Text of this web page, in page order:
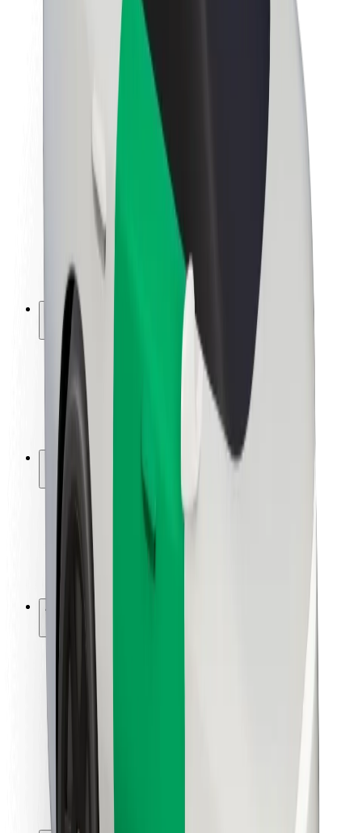
Sustentabilidade na Bolt
Projeto Zero
Sala de imprensa
Diretrizes da marca
Relações com investidores
Liderança
Marca
Imprensa
Fundo Urbano
Segurança
Segurança dos passageiros
Segurança dos motoristas
Segurança das trotinetes
Safety Lab
Cidades
Localizações
Soluções para as cidades
Aeroportos
Estações de carregamento da Bolt
Ajuda
Para passageiros
Para motoristas
Bolt Food
Para gestores de frota
Bolt for Business